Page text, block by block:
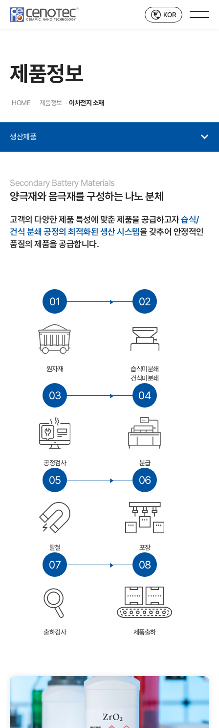
KOR
제품정보
HOME · 제품정보 · 이차전지 소재
생산제품
Secondary Battery Materials
양극재와 음극재를 구성하는 나노 분체
고객의 다양한 제품 특성에 맞춘 제품을 공급하고자습식/
건식 분쇄 공정의 최적화된 생산 시스템을 갖추어 안정적인
품질의 제품을 공급합니다.
01
원자재
02
습식미분쇄
건식미분쇄
03
공정검사
04
분급
05
탈철
06
포장
07
출하검사
08
제품출하